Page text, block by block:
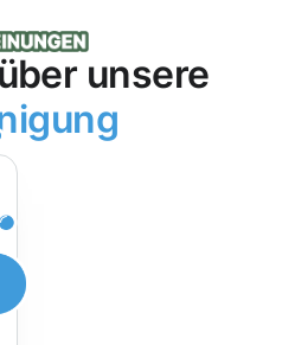
unsere